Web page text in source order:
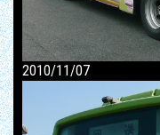
2010/11/07